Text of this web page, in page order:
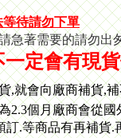
等待請勿下單
急著需要的請勿出
一定會有現
,就會向廠商補貨,
2.3個月廠商會從國
訂.等商品有再補貨.